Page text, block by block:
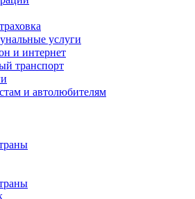
услуги
и интернет
транспорт
и автолюбителям